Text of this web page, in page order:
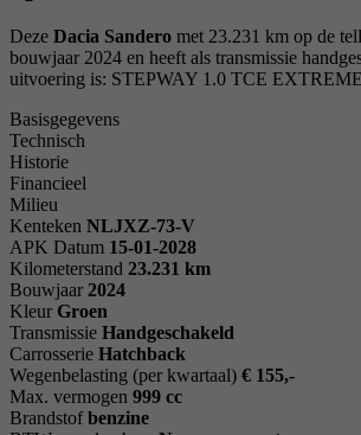
Deze Dacia Sandero met 23.231 km op de
bouwjaar 2024 en heeft als transmissie
uitvoering is: STEPWAY 1.0 TCE
Basisgegevens
Technisch
Historie
Financieel
Milieu
Kenteken NLJXZ-73-V
APK Datum 15-01-2028
Kilometerstand 23.231 km
Bouwjaar 2024
Kleur Groen
Transmissie Handgeschakeld
Carrosserie Hatchback
Wegenbelasting (per kwartaal) € 155,-
Max. vermogen 999 cc
Brandstof benzine